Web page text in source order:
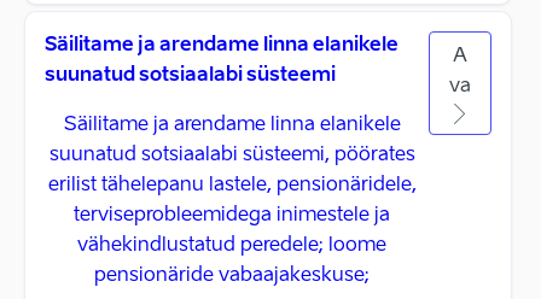
Säilitame ja arendame linna elanikele
suunatud sotsiaalabi süsteemi
Säilitame ja arendame linna elanikele
suunatud sotsiaalabi süsteemi, pöörates
erilist tähelepanu lastele, pensionäridele,
terviseprobleemidega inimestele ja
vähekindlustatud peredele; loome
pensionäride vabaajakeskuse;
A
va